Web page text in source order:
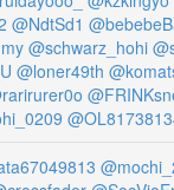
@NdtSd1
@schwarz_hohi
@loner49th